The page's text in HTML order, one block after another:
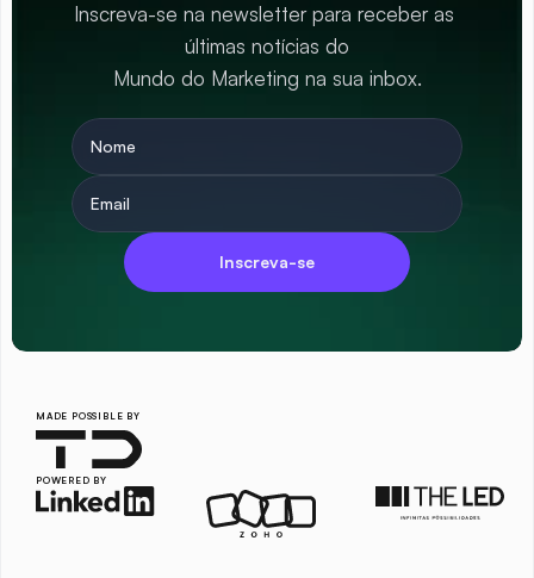
Inscreva-se na newsletter para receber as
últimas notícias do
Mundo do Marketing na sua inbox.
Inscreva-se
MADE POSSIBLE BY
POWERED BY